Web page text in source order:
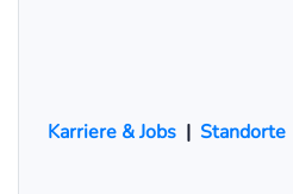
Karriere & Jobs | Standorte